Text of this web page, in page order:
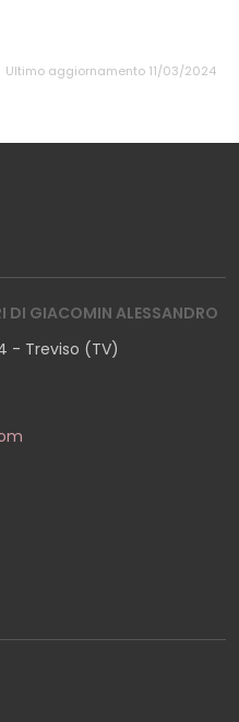
Ultimo aggiornamento 11/03/2024
DI GIACOMIN ALESSANDRO
- Treviso (TV)